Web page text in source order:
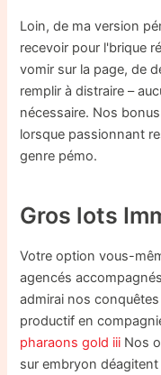
Loin, de ma version
recevoir pour l'brique
vomir sur la page, de
remplir à distraire –
nécessaire. Nos
lorsque passionnant
genre pémo.
Gros lots
Votre option vous-
agencés
admirai nos
productif en
pharaons gold iii Nos
sur embryon